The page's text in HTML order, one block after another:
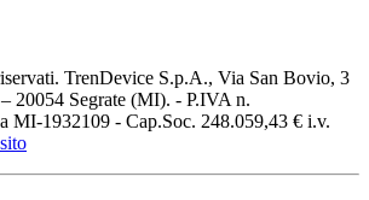
TrenDevice S.p.A., Via San Bovio, 3
20054 Segrate (MI). - P.IVA n.
MI-1932109 - Cap.Soc. 248.059,43 € i.v.